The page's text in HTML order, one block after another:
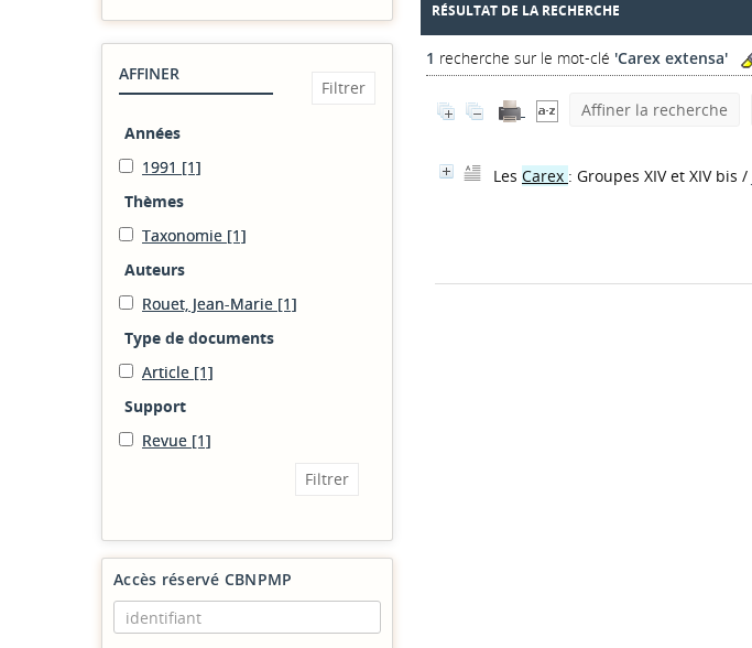
AFFINER
Années
1991 [1]
Thèmes
Taxonomie [1]
Auteurs
Rouet, Jean-Marie [1]
Type de documents
Article [1]
Support
Revue [1]
Accès réservé CBNPMP
RÉSULTAT DE LA RECHERCHE
1 recherche sur le mot-clé 'Carex extensa'
Affiner la recherche
Les Carex : Groupes XIV et XIV bis /